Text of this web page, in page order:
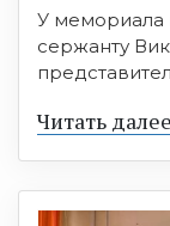
У мемориала
сержанту
Читать далее